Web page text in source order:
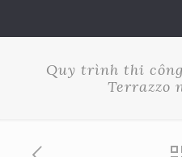
Quy trình thi
Terrazzo